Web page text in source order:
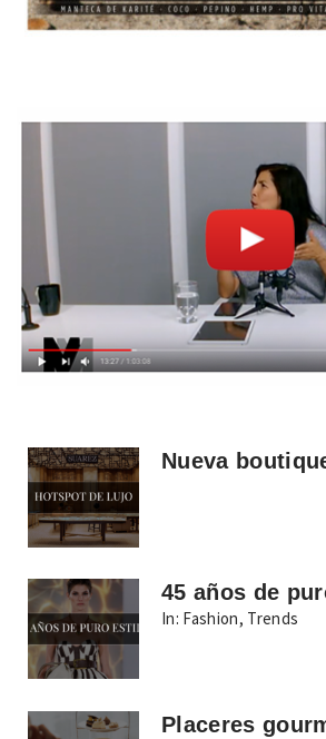
Nueva
45 años de
In: Fashion, Trends
Placeres